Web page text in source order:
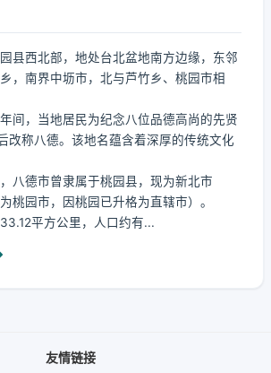
县西北部，地处台北盆地南方边缘，东邻
，南界中坜市，北与芦竹乡、桃园市相
间，当地居民为纪念八位品德高尚的先贤
改称八德。该地名蕴含着深厚的传统文化
八德市曾隶属于桃园县，现为新北市
桃园市，因桃园已升格为直辖市）。
平方公里，人口约有...
友情链接